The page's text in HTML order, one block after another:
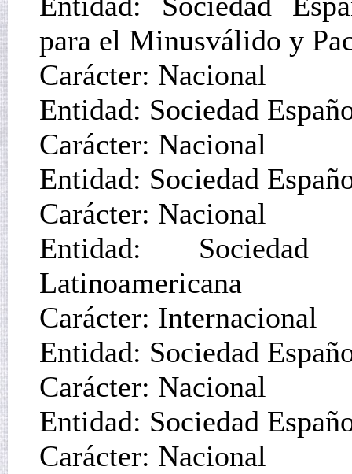
para el Minusválido y
Carácter: Nacional
Entidad: Sociedad
Carácter: Nacional
Entidad: Sociedad
Carácter: Nacional
Entidad:
Latinoamericana
Carácter: Internacional
Entidad: Sociedad
Carácter: Nacional
Entidad: Sociedad
Carácter: Nacional